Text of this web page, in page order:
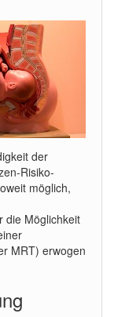
der
Risiko-
möglich,
die Möglichkeit
MRT) erwogen